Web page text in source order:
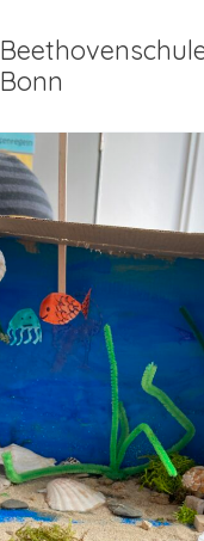
Bonn